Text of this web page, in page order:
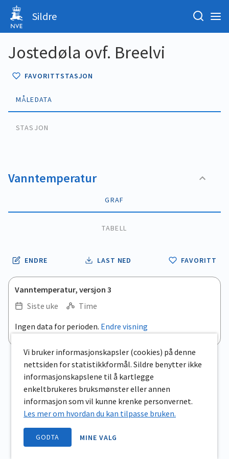
Sildre
Jostedøla ovf. Breelvi
FAVORITTSTASJON
MÅLEDATA
STASJON
Vanntemperatur
GRAF
TABELL
ENDRE LAST NED FAVORITT
Vanntemperatur, versjon 3
Siste uke
Time
Ingen data for perioden. Endre visning
Vi bruker informasjonskapsler (cookies) på denne
nettsiden for statistikkformål. Sildre benytter ikke
informasjonskapslene til å kartlegge
enkeltbrukeres bruksmønster eller annen
informasjon som vil kunne krenke personvernet.
Les mer om hvordan du kan tilpasse bruken.
GODTA MINE VALG